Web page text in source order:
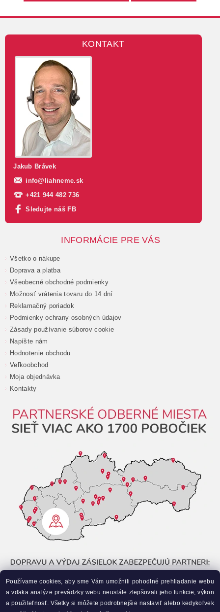
KONTAKT
Jakub Brávek
info@ liahneme.sk
+421 944 482 736
Sledujte náš FB
INFORMÁCIE PRE VÁS
Všetko o nákupe
Doprava a platba
Všeobecné obchodné podmienky
Možnosť vrátenia tovaru do 14 dní
Reklamačný poriadok
Podmienky ochrany osobných údajov
Zásady používanie súborov cookie
Napíšte nám
Hodnotenie obchodu
Veľkoobchod
Moja objednávka
Kontakty
Používame cookies, aby sme Vám umožnili pohodlné prehliadanie webu
a vďaka analýze prevádzky webu neustále zlepšovali jeho funkcie, výkon
a použiteľnosť. Všetky si môžete podrobnejšie nastaviť alebo kedykoľvek